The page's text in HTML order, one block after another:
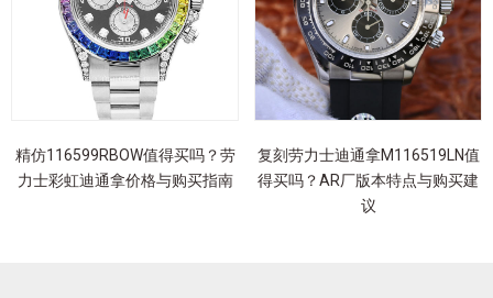
精仿116599RBOW值得买吗？劳
力士彩虹迪通拿价格与购买指南
复刻劳力士迪通拿M116519LN值
得买吗？AR厂版本特点与购买建
议